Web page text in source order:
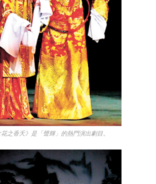
之香夭》是「聲輝」的熱門演出劇目。